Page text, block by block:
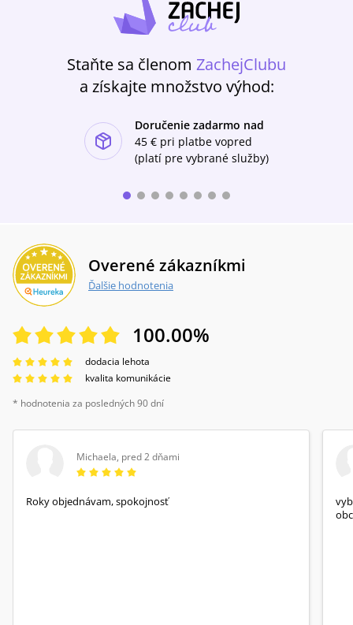
Staňte sa členom ZachejClubu
a získajte množstvo výhod:
Doručenie zadarmo nad
45 € pri platbe vopred
(platí pre vybrané služby)
Overené zákazníkmi
Ďalšie hodnotenia
100.00%
dodacia lehota
kvalita komunikácie
* hodnotenia za posledných 90 dní
Michaela, pred 2 dňami
Roky objednávam, spokojnosť